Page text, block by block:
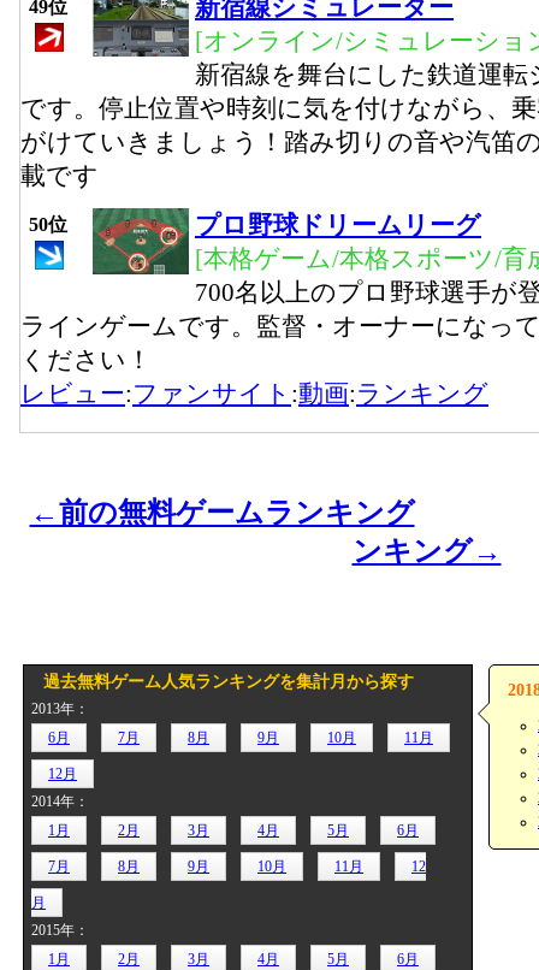
49位
新宿線シミュレーター
[オンライン/シミュレーショ
新宿線を舞台にした鉄道運
です。停止位置や時刻に気を付けながら、
がけていきましょう！踏み切りの音や汽笛
載です
50位
プロ野球ドリームリーグ
[本格ゲーム/本格スポーツ/育
700名以上のプロ野球選手が
ラインゲームです。監督・オーナーになっ
ください！
レビュー:ファンサイト :動画:ランキング
←前の無料ゲームランキング
ンキング→
過去無料ゲーム人気ランキングを集計月から探す
2013年：
6月
7月 8月 9月 10月 11月
12月
2014年：
1月
2月 3月 4月 5月 6月
7月 8月 9月 10月 11月 12
月
2015年：
1月
2月 3月 4月 5月 6月